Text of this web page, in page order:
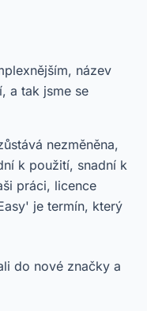
název
a tak jsme se
nezměněna,
k použití, snadní k
práci, licence
je termín, který
do nové značky a